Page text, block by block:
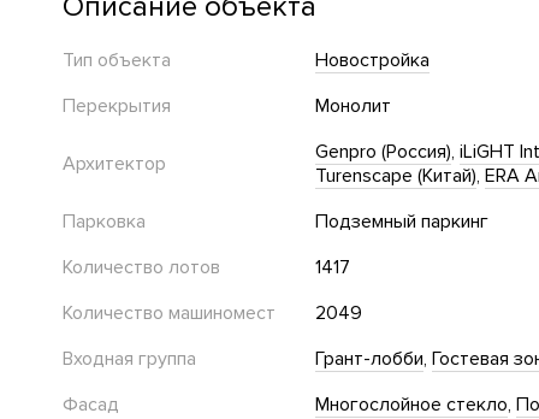
Тип объекта
Новостройка
Перекрытия
Монолит
Архитектор Genpro (Россия) iLiGHT
Turenscape (Китай) ERA
Парковка
Подземный паркинг
Количество лотов
1417
Количество машиномест
2049
Входная группа
Грант-лобби Гостевая
Фасад
Многослойное стекло